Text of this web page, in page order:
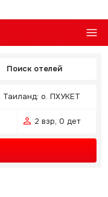
Поиск отелей
Таиланд: о. ПХУКЕТ
2 взр, 0 дет